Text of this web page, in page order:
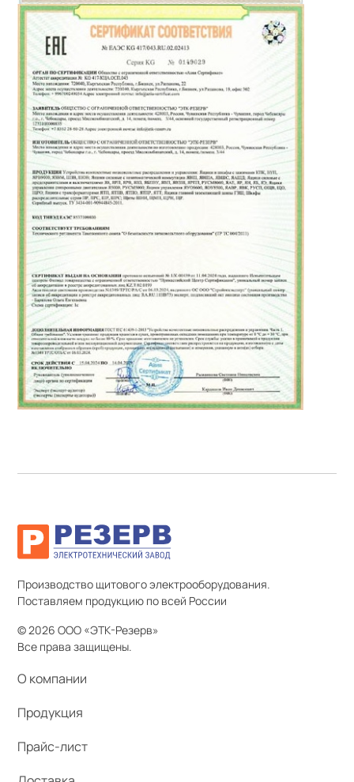
Производство щитового электрооборудования.
Поставляем продукцию по всей России
© 2026 ООО «ЭТК-Резерв»
Все права защищены.
О компании
Продукция
Прайс-лист